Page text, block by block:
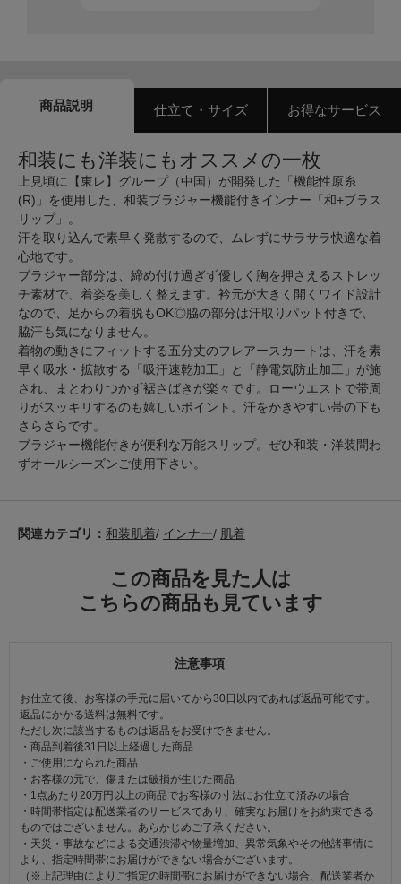
商品説明 仕立て・サイズ お得なサービス
和装にも洋装にもオススメの一枚
上見頃に【東レ】グループ（中国）が開発した「機能性原糸
(R)」を使用した、和装ブラジャー機能付きインナー「和+ブラス
リップ」。
汗を取り込んで素早く発散するので、ムレずにサラサラ快適な着
心地です。
ブラジャー部分は、締め付け過ぎず優しく胸を押さえるストレッ
チ素材で、着姿を美しく整えます。衿元が大きく開くワイド設計
なので、足からの着脱もOK◎脇の部分は汗取りパット付きで、
脇汗も気になりません。
着物の動きにフィットする五分丈のフレアースカートは、汗を素
早く吸水・拡散する「吸汗速乾加工」と「静電気防止加工」が施
され、まとわりつかず裾さばきが楽々です。ローウエストで帯周
りがスッキリするのも嬉しいポイント。汗をかきやすい帯の下も
さらさらです。
ブラジャー機能付きが便利な万能スリップ。ぜひ和装・洋装問わ
ずオールシーズンご使用下さい。
関連カテゴリ： 和装肌着/ インナー/ 肌着
この商品を見た人は
こちらの商品も見ています
注意事項
お仕立て後、お客様の手元に届いてから30日以内であれば返品可能です。
返品にかかる送料は無料です。
ただし次に該当するものは返品をお受けできません。
・商品到着後31日以上経過した商品
・ご使用になられた商品
・お客様の元で、傷または破損が生じた商品
・1点あたり20万円以上の商品でお客様の寸法にお仕立て済みの場合
・時間帯指定は配送業者のサービスであり、確実なお届けをお約束できる
ものではございません。あらかじめご了承ください。
・天災・事故などによる交通渋滞や物量増加、異常気象やその他諸事情に
より、指定時間帯にお届けができない場合がございます。
（※上記理由によりご指定の時間帯にお届けができない場合、配送業者か